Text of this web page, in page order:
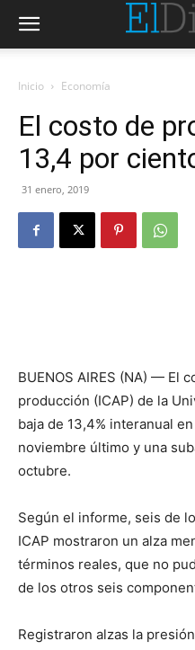
Inicio Economía
El costo de
13,4 por
31 enero, 2019
BUENOS AIRES (NA) — El
producción (ICAP) de la
baja de 13,4% interanual
noviembre último y una
octubre.
Según el informe, seis de
ICAP mostraron un alza
términos reales, que no
de los otros seis
Registraron alzas la